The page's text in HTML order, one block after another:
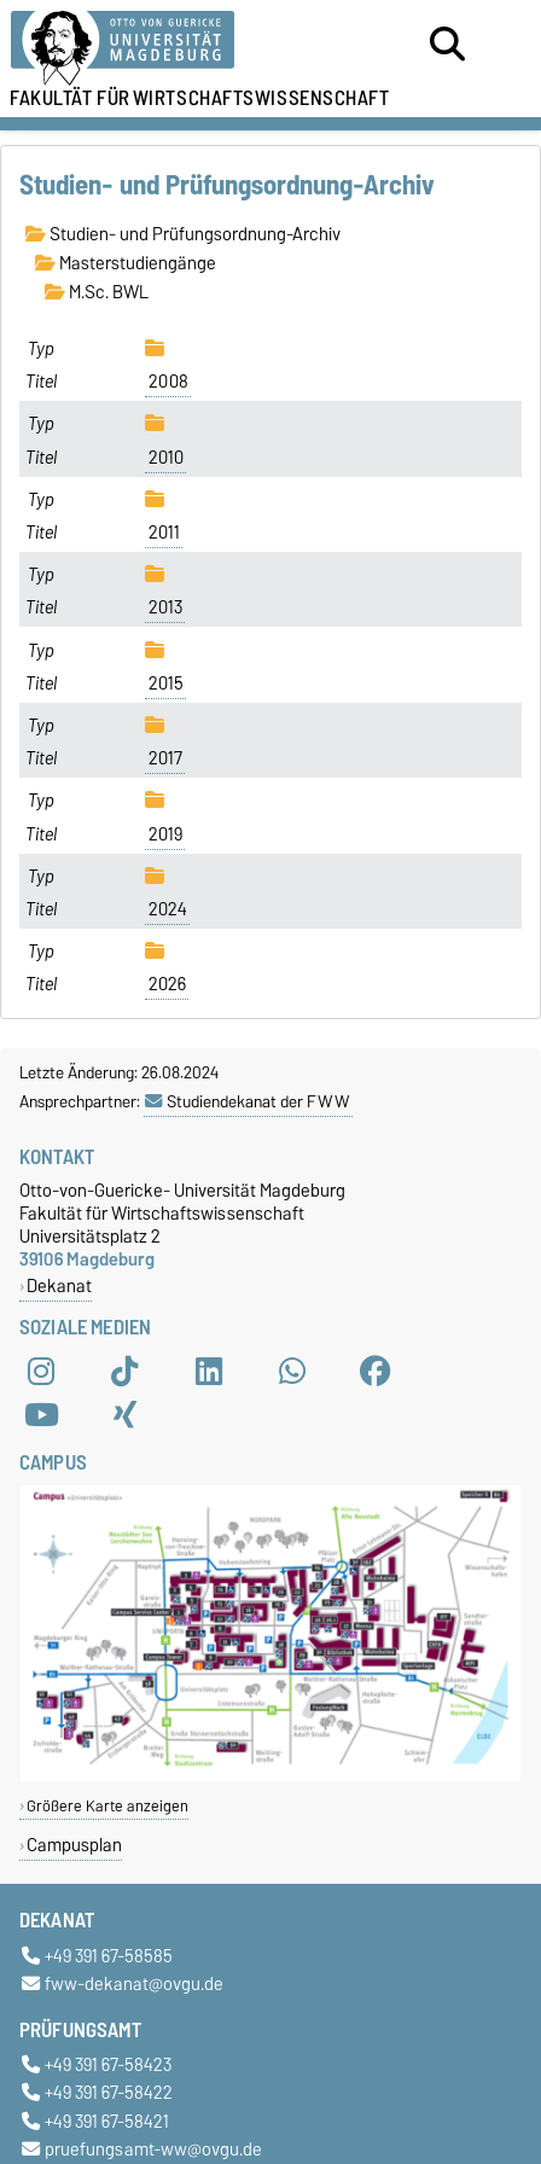
FAKULTÄT FÜRWIRTSCHAFTSWISSENSCHAFT
Studien- und Prüfungsordnung-Archiv
Studien- und Prüfungsordnung-Archiv
Masterstudiengänge
M.Sc. BWL
2008
2010
2011
2013
2015
2017
2019
2024
2026
Letzte Änderung: 26.08.2024
Ansprechpartner:
Studiendekanat der FWW
SOZIALE MEDIEN
KONTAKT
Otto-von-Guericke- Universität Magdeburg
Fakultät für Wirtschaftswissenschaft
Universitätsplatz 2
39106 Magdeburg
Dekanat
CAMPUS
Größere Karte anzeigen
Campusplan
DEKANAT
+49 391 67-58585
fww-dekanat@ovgu.de
PRÜFUNGSAMT
+49 391 67-58423
+49 391 67-58422
+49 391 67-58421
pruefungsamt-ww@ovgu.de